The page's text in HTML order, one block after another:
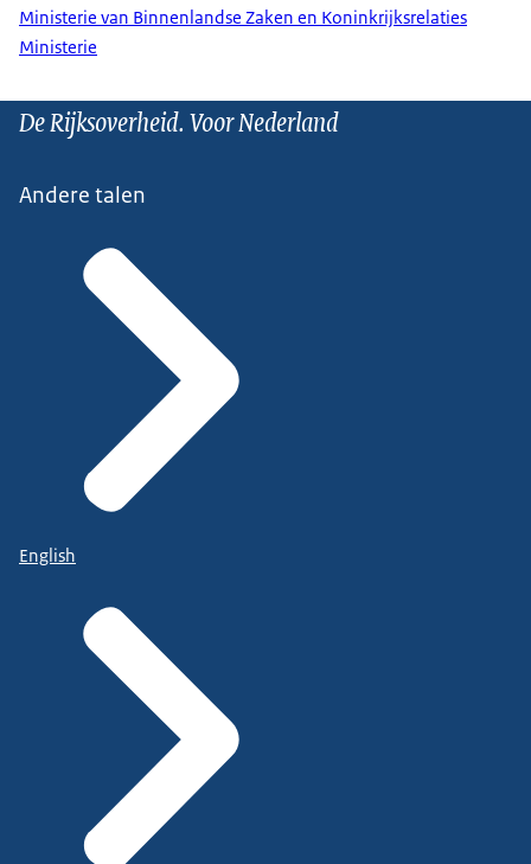
Ministerie van Binnenlandse Zaken en Koninkrijksrelaties
Ministerie
De Rijksoverheid. Voor Nederland
Andere talen
English